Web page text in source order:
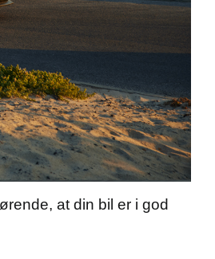
at din bil er i god